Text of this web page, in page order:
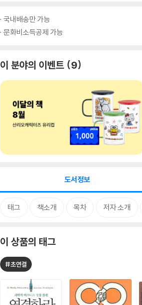
국내배송만 가능
문화비소득공제 가능
이 분야의 이벤트 9
도서정보
태그 책소개 목차 저자 소개
이 상품의 태그
#초연결